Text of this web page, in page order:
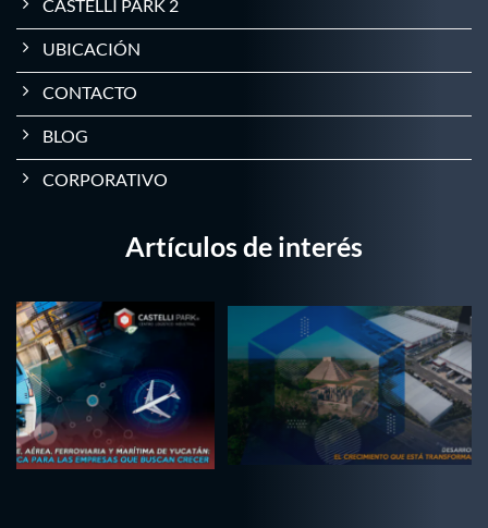
CASTELLI PARK 2
UBICACIÓN
CONTACTO
BLOG
CORPORATIVO
Artículos de interés